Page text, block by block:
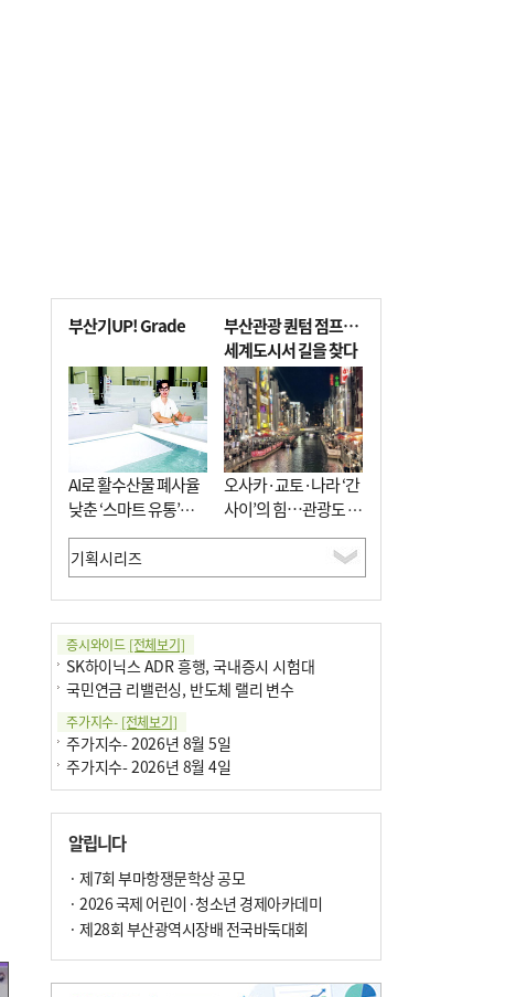
부산기UP! Grade
AI로 활수산물 폐사율
낮춘 ‘스마트 유통’…
사막·산악지대 수출
도전
부산관광 퀀텀 점프…
세계도시서 길을 찾다
오사카·교토·나라 ‘간
사이’의 힘…관광도 뭉
쳐야 흥한다
증시와이드 [전체보기]
SK하이닉스 ADR 흥행, 국내증시 시험대
국민연금 리밸런싱, 반도체 랠리 변수
주가지수- [전체보기]
주가지수- 2026년 8월 5일
주가지수- 2026년 8월 4일
알립니다
· 제7회 부마항쟁문학상 공모
· 2026 국제 어린이·청소년 경제아카데미
· 제28회 부산광역시장배 전국바둑대회